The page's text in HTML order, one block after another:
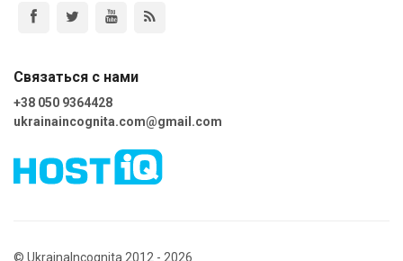
Связаться с нами
+38 050 9364428
ukrainaincognita.com@gmail.com
© UkrainaIncognita 2012 - 2026